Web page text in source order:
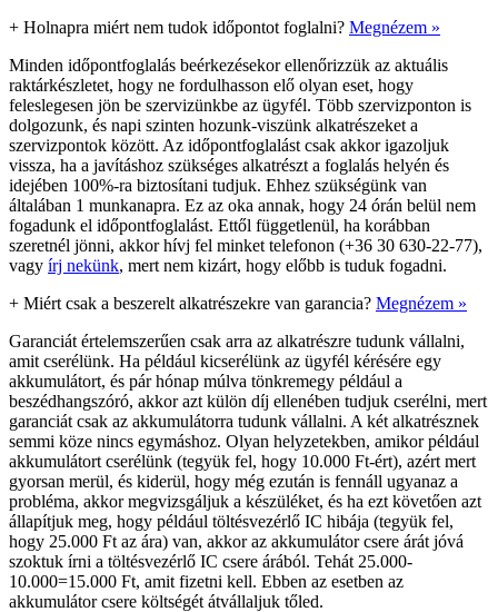
+ Holnapra miért nem tudok időpontot foglalni? Megnézem »
Minden időpontfoglalás beérkezésekor ellenőrizzük az aktuális
raktárkészletet, hogy ne fordulhasson elő olyan eset, hogy
feleslegesen jön be szervizünkbe az ügyfél. Több szervizponton is
dolgozunk, és napi szinten hozunk-viszünk alkatrészeket a
szervizpontok között. Az időpontfoglalást csak akkor igazoljuk
vissza, ha a javításhoz szükséges alkatrészt a foglalás helyén és
idejében 100%-ra biztosítani tudjuk. Ehhez szükségünk van
általában 1 munkanapra. Ez az oka annak, hogy 24 órán belül nem
fogadunk el időpontfoglalást. Ettől függetlenül, ha korábban
szeretnél jönni, akkor hívj fel minket telefonon (+36 30 630-22-77),
vagy írj nekünk, mert nem kizárt, hogy előbb is tuduk fogadni.
+ Miért csak a beszerelt alkatrészekre van garancia? Megnézem »
Garanciát értelemszerűen csak arra az alkatrészre tudunk vállalni,
amit cserélünk. Ha például kicserélünk az ügyfél kérésére egy
akkumulátort, és pár hónap múlva tönkremegy például a
beszédhangszóró, akkor azt külön díj ellenében tudjuk cserélni, mert
garanciát csak az akkumulátorra tudunk vállalni. A két alkatrésznek
semmi köze nincs egymáshoz. Olyan helyzetekben, amikor például
akkumulátort cserélünk (tegyük fel, hogy 10.000 Ft-ért), azért mert
gyorsan merül, és kiderül, hogy még ezután is fennáll ugyanaz a
probléma, akkor megvizsgáljuk a készüléket, és ha ezt követően azt
állapítjuk meg, hogy például töltésvezérlő IC hibája (tegyük fel,
hogy 25.000 Ft az ára) van, akkor az akkumulátor csere árát jóvá
szoktuk írni a töltésvezérlő IC csere árából. Tehát 25.000-
10.000=15.000 Ft, amit fizetni kell. Ebben az esetben az
akkumulátor csere költségét átvállaljuk tőled.